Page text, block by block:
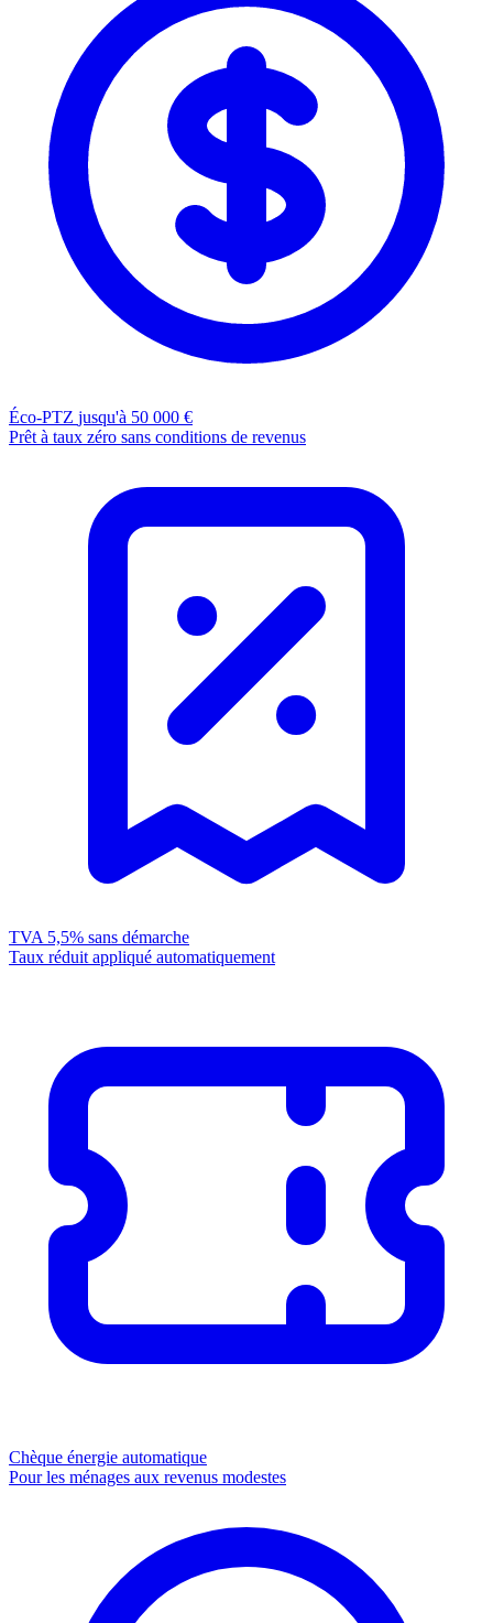
Éco-PTZ jusqu'à 50 000 €
Prêt à taux zéro sans conditions de revenus
TVA 5,5% sans démarche
Taux réduit appliqué automatiquement
Chèque énergie automatique
Pour les ménages aux revenus modestes